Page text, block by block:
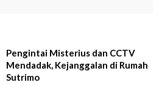
Pengintai Misterius dan CCTV
Mendadak, Kejanggalan di Rumah
Sutrimo